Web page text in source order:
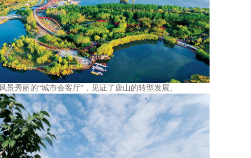
秀丽的“城市会客厅”，见证了唐山的转型发展。